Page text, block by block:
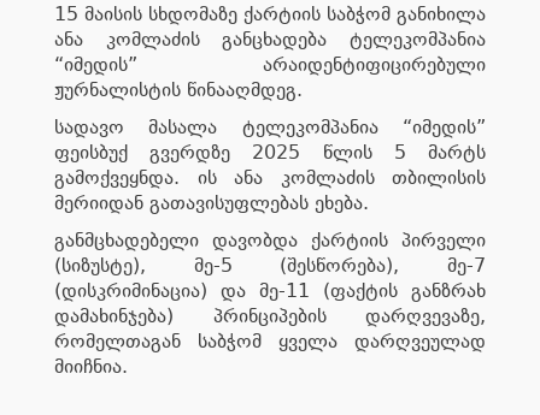
15 მაისის სხდომაზე ქარტიის საბჭომ განიხილა
ანა კომლაძის განცხადება ტელეკომპანია
“იმედის” არაიდენტიფიცირებული
ჟურნალისტის წინააღმდეგ.
სადავო მასალა ტელეკომპანია “იმედის”
ფეისბუქ გვერდზე 2025 წლის 5 მარტს
გამოქვეყნდა. ის ანა კომლაძის თბილისის
მერიიდან გათავისუფლებას ეხება.
განმცხადებელი დავობდა ქარტიის პირველი
(სიზუსტე), მე-5 (შესწორება), მე-7
(დისკრიმინაცია) და მე-11 (ფაქტის განზრახ
დამახინჯება) პრინციპების დარღვევაზე,
რომელთაგან საბჭომ ყველა დარღვეულად
მიიჩნია.